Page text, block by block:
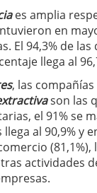
es amplia
en
El 94,3% de
llega al
, las
son las
el 91% se
al 90,9% y
actividades